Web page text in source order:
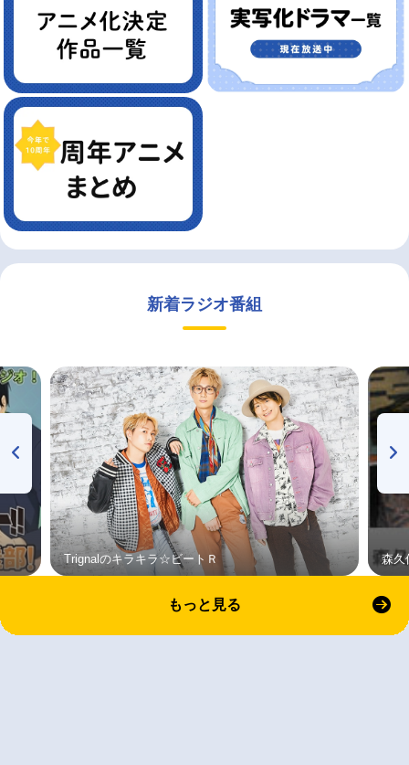
新着ラジオ番組
Trignalのキラキラ☆ビートＲ 森久
もっと見る